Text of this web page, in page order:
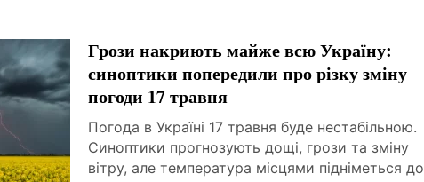
Грози накриють майже всю Україну:
синоптики попередили про різку зміну
погоди 17 травня
Погода в Україні 17 травня буде нестабільною.
Синоптики прогнозують дощі, грози та зміну
вітру, але температура місцями підніметься до